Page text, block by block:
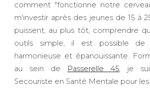
comment "fonctionne notre
m'investir après des jeunes de 15 à
puissent, au plus tôt, comprendre
outils simple, il est possible
harmonieuse et épanouissante.
au sein de
Passerelle 45, je
Secouriste en Santé Mentale pour les